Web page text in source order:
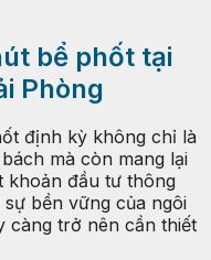
bể phốt tại
Phòng
định kỳ không chỉ là
mà còn mang lại
khoản đầu tư thông
bền vững của ngôi
càng trở nên cần thiết